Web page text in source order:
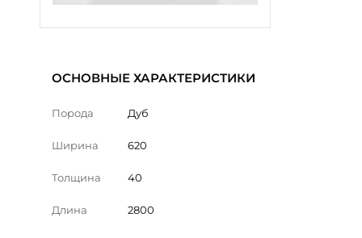
ОСНОВНЫЕ ХАРАКТЕРИСТИКИ
Порода Дуб
Ширина 620
Толщина 40
Длина 2800